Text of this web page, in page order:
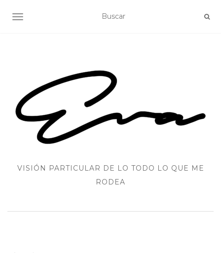
ALTERNAR NAVEGACIÓN
VISIÓN PARTICULAR DE LO TODO LO QUE ME
RODEA